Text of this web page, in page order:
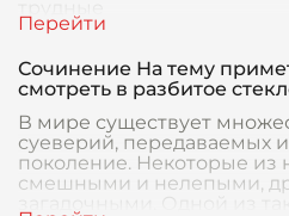
Сочинение На тему
смотреть в разбитое
В мире существует
суеверий, передаваемых
поколение. Некоторые из
смешными и нелепыми,
загадочными. Одной из